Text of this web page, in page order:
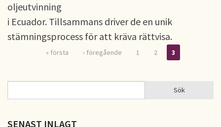
oljeutvinning
i Ecuador. Tillsammans driver de en unik
stämningsprocess för att kräva rättvisa.
Sidor
« första ‹ föregående 1 2 3
SÖKFORMULÄR Sök
SENAST INLAGT